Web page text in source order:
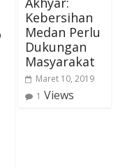
Kebersihan
Medan Perlu
Dukungan
Masyarakat
Maret 10, 2019
1 Views